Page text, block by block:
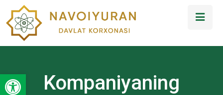
Open toolbar
Kompaniyaning